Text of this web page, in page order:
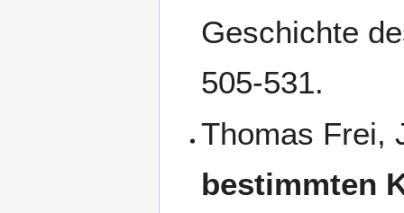
Geschichte
505-531.
Thomas Frei,
bestimmten